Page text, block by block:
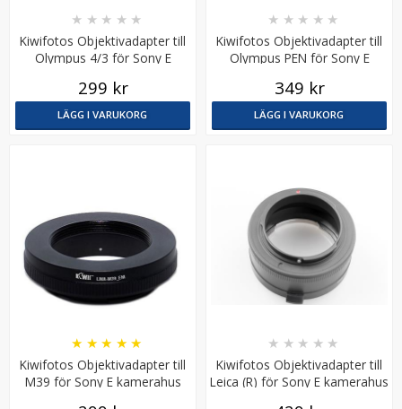
Kiwifotos Ögonmussla för Fujifilm X-T30 X-T20 X-T10
LÄGG I VARUKORG
Kiwifotos Objektivadapter till
Olympus 4/3 för Sony E
★ ★ ★ ★ ★
299 kr
LÄGG I VARUKORG
Kiwifotos Objektivadapter till
Olympus PEN för Sony E
★ ★ ★ ★ ★
349 kr
LÄGG I VARUKORG
Kiwifotos Objektivadapter till
M39 för Sony E kamerahus
★ ★ ★ ★ ★
Kiwifotos Objektivadapter till
Leica (R) för Sony E kamerahus
★ ★ ★ ★ ★